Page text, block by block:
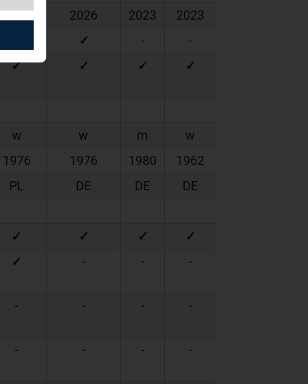
2024 2026 2023
2023
✓ -
-
✓ ✓ ✓ ✓
w w m
w
1976 1976 1980
1962
PL DE DE
DE
✓ ✓ ✓
✓
✓ - - -
- - - -
- - - -